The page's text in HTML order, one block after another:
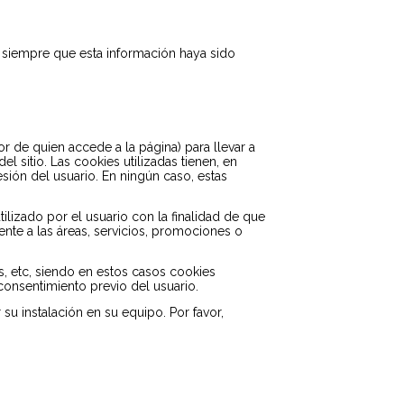
que esta información haya sido
de quien accede a la página) para llevar a
sitio. Las cookies utilizadas tienen, en
del usuario. En ningún caso, estas
por el usuario con la finalidad de que
a las áreas, servicios, promociones o
etc, siendo en estos casos cookies
previo del usuario.
instalación en su equipo. Por favor,